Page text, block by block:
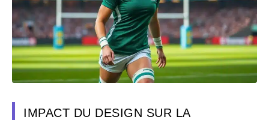
IMPACT DU DESIGN SUR LA